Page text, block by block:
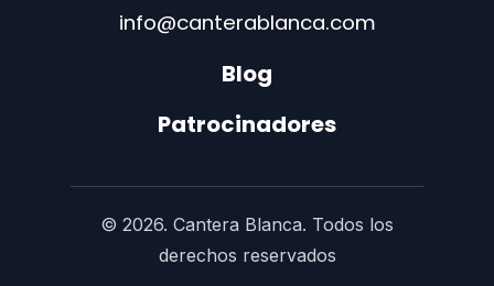
info@canterablanca.com
Blog
Patrocinadores
© 2026. Cantera Blanca. Todos los
derechos reservados